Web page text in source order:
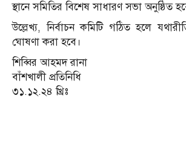
স্থানে সমিতির বিশেষ সাধারণ সভা অনুষ্ঠিত
উল্লেখ্য, নির্বাচন কমিটি গঠিত হলে
ঘোষণা করা হবে।
শিব্বির আহমদ রানা
বাঁশখালী প্রতিনিধি
৩১.১২.২৪ খ্রিঃ